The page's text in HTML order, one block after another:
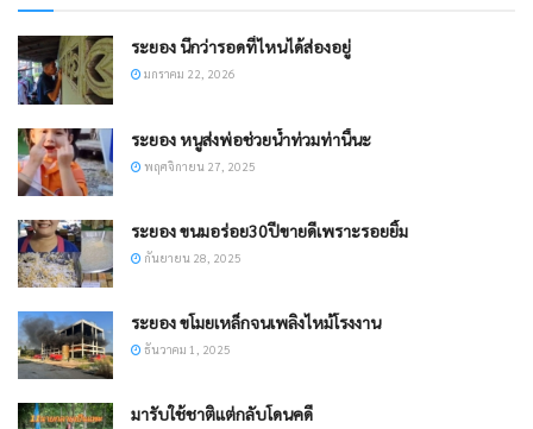
ระยอง นึกว่ารอดที่ไหนได้ส่องอยู่
มกราคม 22, 2026
ระยอง หนูส่งพ่อช่วยน้ำท่วมท่านี้นะ
พฤศจิกายน 27, 2025
ระยอง ขนมอร่อย30ปีขายดีเพราะรอยยิ้ม
กันยายน 28, 2025
ระยอง ขโมยเหล็กจนเพลิงไหม้โรงงาน
ธันวาคม 1, 2025
มารับใช้ชาติแต่กลับโดนคดี